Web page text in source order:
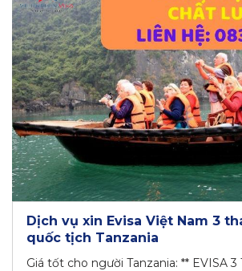
Dịch vụ xin Evisa Việt Nam 3
quốc tịch Tanzania
Giá tốt cho người Tanzania: ** EVISA 3